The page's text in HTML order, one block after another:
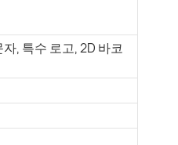
, 특수 로고, 2D 바코